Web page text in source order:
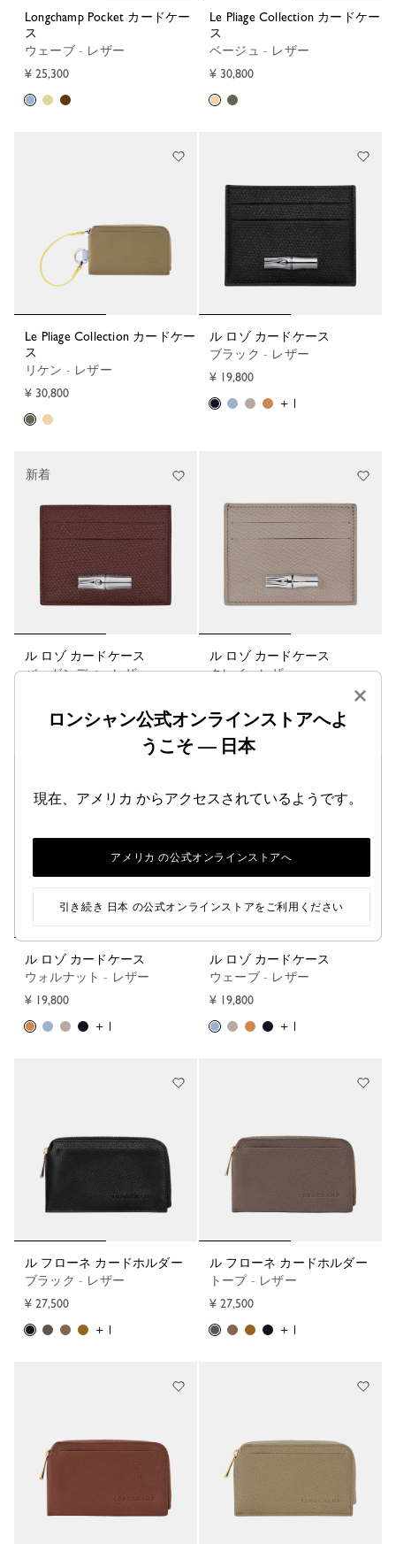
Longchamp Pocket カードケー
ス
ウェーブ - レザー
¥ 25,300
Le Pliage Collection カードケー
ス
ベージュ - レザー
¥ 30,800
Le Pliage Collection カードケー
ス
リケン - レザー
¥ 30,800
ル ロゾ カードケース
ブラック - レザー
¥ 19,800
+ 1
ル ロゾ カードケース
バーガンディ - レザー
+ 1
新着
ル ロゾ カードケース
クレイ - レザー
+ 1
ル ロゾ カードケース
ウォルナット - レザー
¥ 19,800
+ 1
ル ロゾ カードケース
ウェーブ - レザー
¥ 19,800
+ 1
ル フローネ カードホルダー
ブラック - レザー
¥ 27,500
+ 1
ル フローネ カードホルダー
トープ - レザー
¥ 27,500
+ 1
×
ロンシャン公式オンラインストアへよ
うこそ — 日本
現在、アメリカ からアクセスされているようです。
アメリカ の公式オンラインストアへ
引き続き 日本 の公式オンラインストアをご利用ください